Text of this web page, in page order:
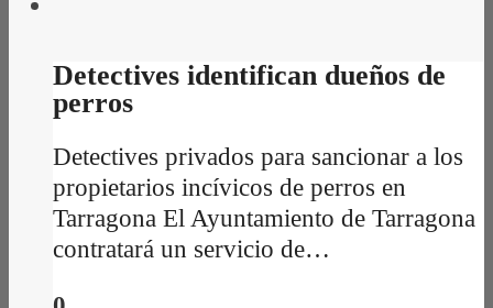
Detectives identifican dueños de
perros
Detectives privados para sancionar a los
propietarios incívicos de perros en
Tarragona El Ayuntamiento de Tarragona
contratará un servicio de…